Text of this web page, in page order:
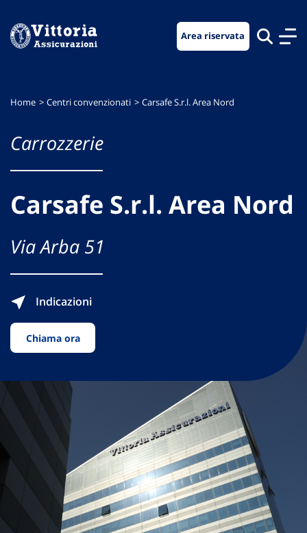
menu
contenuto
footer
Area riservata
Home Centri convenzionati Carsafe S.r.l. Area Nord
Carrozzerie
Carsafe S.r.l. Area Nord
Via Arba 51
Indicazioni
Chiama ora